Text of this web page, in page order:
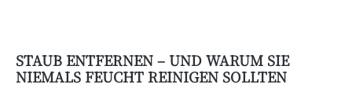
STAUB ENTFERNEN – UND WARUM SIE
NIEMALS FEUCHT REINIGEN SOLLTEN